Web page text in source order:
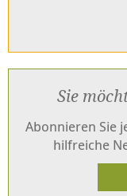
Sie
Abonnieren Sie
hilfreiche